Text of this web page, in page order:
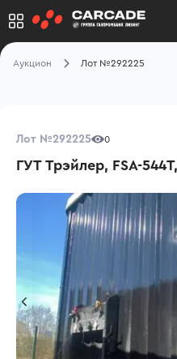
Аукцион Лот №292225
Лот №292225 0
ГУТ Трэйлер, FSA-